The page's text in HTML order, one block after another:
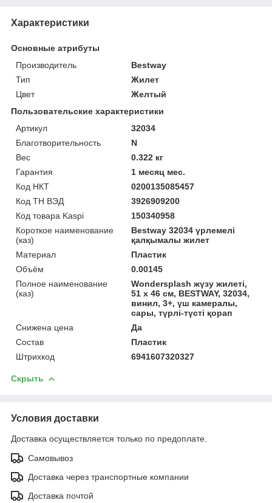
Характеристики
Основные атрибуты
Производитель
Bestway
Тип
Жилет
Цвет
Желтый
Пользовательские характеристики
Артикул
32034
Благотворительность
N
Вес
0.322 кг
Гарантия
1 месяц мес.
Код НКТ
0200135085457
Код ТН ВЭД
3926909200
Код товара Kaspi
150340958
Короткое наименование
(каз)
Bestway 32034 үрлемелі
қалқымалы жилет
Материал
Пластик
Объём
0.00145
Полное наименование
(каз)
Wondersplash жүзу жилеті,
51 x 46 см, BESTWAY, 32034,
винил, 3+, үш камералы,
сары, түрлі-түсті қорап
Снижена цена
Да
Состав
Пластик
Штрихкод
6941607320327
Скрыть
Условия доставки
Доставка осуществляется только по предоплате.
Самовывоз
Доставка через транспортные компании
Доставка почтой